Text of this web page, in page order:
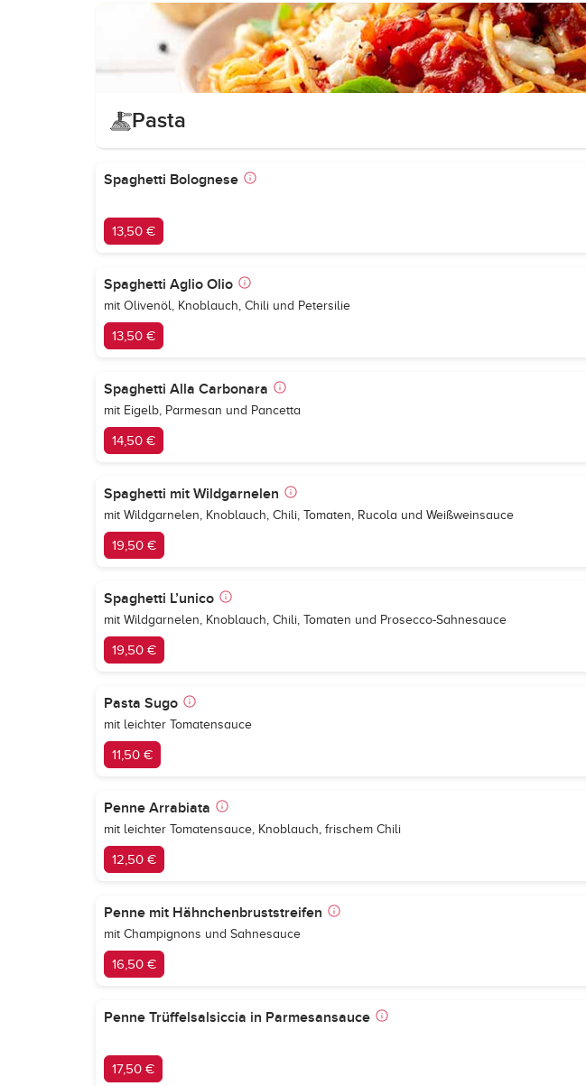
Pasta
Spaghetti Bolognese
13,50 €
Spaghetti Aglio Olio
mit Olivenöl, Knoblauch, Chili und Petersilie
13,50 €
Spaghetti Alla Carbonara
mit Eigelb, Parmesan und Pancetta
14,50 €
Spaghetti mit Wildgarnelen
mit Wildgarnelen, Knoblauch, Chili, Tomaten, Rucola und Weißweinsauce
19,50 €
Spaghetti L’unico
mit Wildgarnelen, Knoblauch, Chili, Tomaten und Prosecco-Sahnesauce
19,50 €
Pasta Sugo
mit leichter Tomatensauce
11,50 €
Penne Arrabiata
mit leichter Tomatensauce, Knoblauch, frischem Chili
12,50 €
Penne mit Hähnchenbruststreifen
mit Champignons und Sahnesauce
16,50 €
Penne Trüffelsalsiccia in Parmesansauce
17,50 €